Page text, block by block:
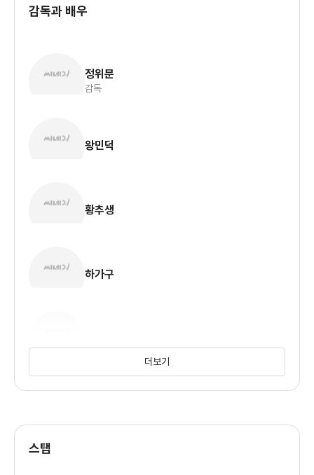
감독과 배우
정위문
감독
왕민덕
황추생
하가구
더보기
스탭